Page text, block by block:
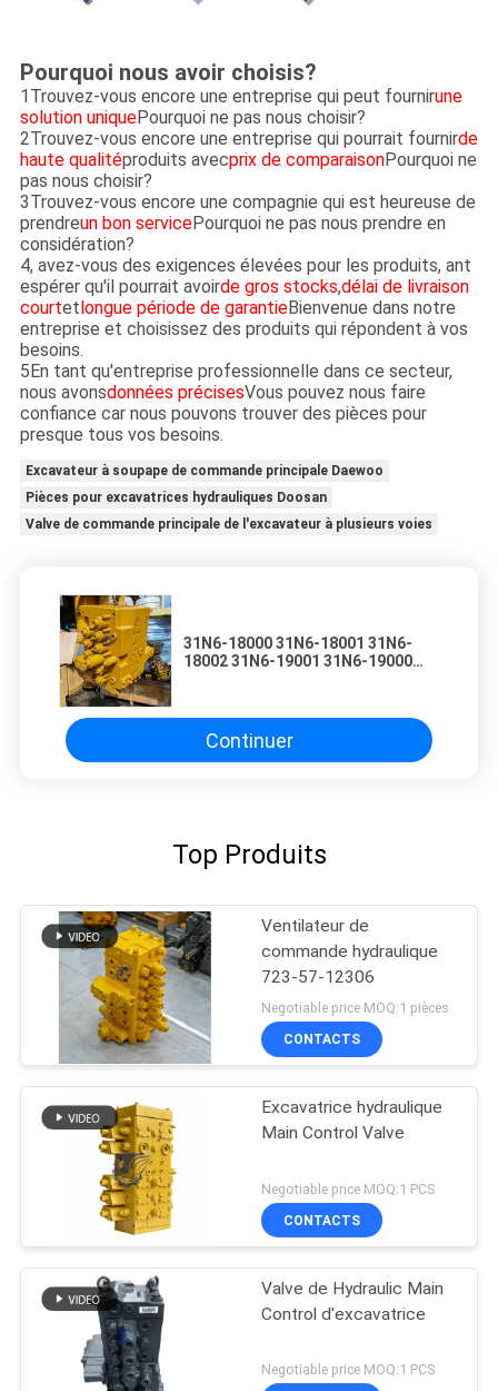
Pourquoi nous avoir choisis?
1Trouvez-vous encore une entreprise qui peut fournirune
solution uniquePourquoi ne pas nous choisir?
2Trouvez-vous encore une entreprise qui pourrait fournirde
haute qualitéproduits avecprix de comparaisonPourquoi ne
pas nous choisir?
3Trouvez-vous encore une compagnie qui est heureuse de
prendreun bon servicePourquoi ne pas nous prendre en
considération?
4, avez-vous des exigences élevées pour les produits, ant
espérer qu'il pourrait avoirde gros stocks,délai de livraison
courtet longue période de garantieBienvenue dans notre
entreprise et choisissez des produits qui répondent à vos
besoins.
5En tant qu'entreprise professionnelle dans ce secteur,
nous avonsdonnées précisesVous pouvez nous faire
confiance car nous pouvons trouver des pièces pour
presque tous vos besoins.
Excavateur à soupape de commande principale Daewoo
Pièces pour excavatrices hydrauliques Doosan
Valve de commande principale de l'excavateur à plusieurs voies
31N6-18000 31N6-18001 31N6-
18002 31N6-19001 31N6-19000
d'origine
Continuer
Top Produits
Ventilateur de
commande hydraulique
723-57-12306
Negotiable price MOQ:1 pièces
CONTACTS
Excavatrice hydraulique
Main Control Valve
Negotiable price MOQ:1 PCS
CONTACTS
Valve de Hydraulic Main
Control d'excavatrice
Negotiable price MOQ:1 PCS